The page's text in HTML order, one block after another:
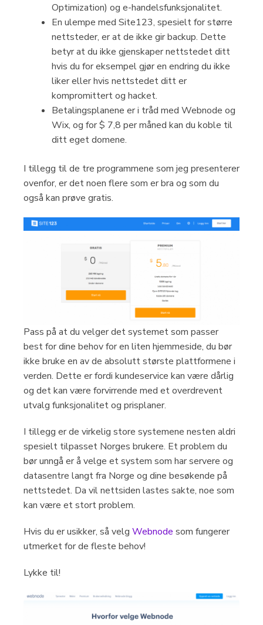
Optimization) og e-handelsfunksjonalitet.
En ulempe med Site123, spesielt for større
nettsteder, er at de ikke gir backup. Dette
betyr at du ikke gjenskaper nettstedet ditt
hvis du for eksempel gjør en endring du ikke
liker eller hvis nettstedet ditt er
kompromittert og hacket.
Betalingsplanene er i tråd med Webnode og
Wix, og for $ 7,8 per måned kan du koble til
ditt eget domene.
I tillegg til de tre programmene som jeg presenterer
ovenfor, er det noen flere som er bra og som du
også kan prøve gratis.
Pass på at du velger det systemet som passer
best for dine behov for en liten hjemmeside, du bør
ikke bruke en av de absolutt største plattformene i
verden. Dette er fordi kundeservice kan være dårlig
og det kan være forvirrende med et overdrevent
utvalg funksjonalitet og prisplaner.
I tillegg er de virkelig store systemene nesten aldri
spesielt tilpasset Norges brukere. Et problem du
bør unngå er å velge et system som har servere og
datasentre langt fra Norge og dine besøkende på
nettstedet. Da vil nettsiden lastes sakte, noe som
kan være et stort problem.
Hvis du er usikker, så velg Webnode som fungerer
utmerket for de fleste behov!
Lykke til!